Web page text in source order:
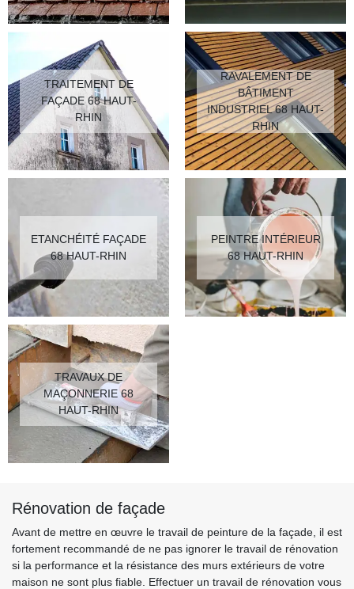
TRAITEMENT DE
FAÇADE 68 HAUT-
RHIN
RAVALEMENT DE
BÂTIMENT
INDUSTRIEL 68 HAUT-
RHIN
ETANCHÉITÉ FAÇADE
68 HAUT-RHIN
PEINTRE INTÉRIEUR
68 HAUT-RHIN
TRAVAUX DE
MAÇONNERIE 68
HAUT-RHIN
Rénovation de façade
Avant de mettre en œuvre le travail de peinture de la façade, il est
fortement recommandé de ne pas ignorer le travail de rénovation
si la performance et la résistance des murs extérieurs de votre
maison ne sont plus fiable. Effectuer un travail de rénovation vous